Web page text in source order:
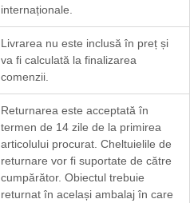
internaționale.
Livrarea nu este inclusă în preț și
va fi calculată la finalizarea
comenzii.
Returnarea este acceptată în
termen de 14 zile de la primirea
articolului procurat. Cheltuielile de
returnare vor fi suportate de către
cumpărător. Obiectul trebuie
returnat în același ambalaj în care